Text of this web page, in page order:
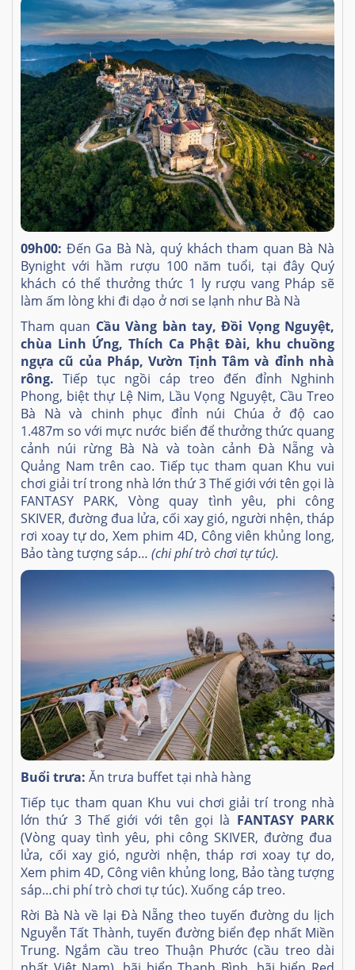
09h00: Đến Ga Bà Nà, quý khách tham quan Bà Nà
Bynight với hầm rượu 100 năm tuổi, tại đây Quý
khách có thể thưởng thức 1 ly rượu vang Pháp sẽ
làm ấm lòng khi đi dạo ở nơi se lạnh như Bà Nà
Tham quan Cầu Vàng bàn tay, Đồi Vọng Nguyệt,
chùa Linh Ứng, Thích Ca Phật Đài, khu chuồng
ngựa cũ của Pháp, Vườn Tịnh Tâm và đỉnh nhà
rông. Tiếp tục ngồi cáp treo đến đỉnh Nghinh
Phong, biệt thự Lệ Nim, Lầu Vọng Nguyệt, Cầu Treo
Bà Nà và chinh phục đỉnh núi Chúa ở độ cao
1.487m so với mực nước biển để thưởng thức quang
cảnh núi rừng Bà Nà và toàn cảnh Đà Nẵng và
Quảng Nam trên cao. Tiếp tục tham quan Khu vui
chơi giải trí trong nhà lớn thứ 3 Thế giới với tên gọi là
FANTASY PARK, Vòng quay tình yêu, phi công
SKIVER, đường đua lửa, cối xay gió, người nhện, tháp
rơi xoay tự do, Xem phim 4D, Công viên khủng long,
Bảo tàng tượng sáp… (chi phí trò chơi tự túc).
Buổi trưa: Ăn trưa buffet tại nhà hàng
Tiếp tục tham quan Khu vui chơi giải trí trong nhà
lớn thứ 3 Thế giới với tên gọi là FANTASY PARK
(Vòng quay tình yêu, phi công SKIVER, đường đua
lửa, cối xay gió, người nhện, tháp rơi xoay tự do,
Xem phim 4D, Công viên khủng long, Bảo tàng tượng
sáp…chi phí trò chơi tự túc). Xuống cáp treo.
Rời Bà Nà về lại Đà Nẵng theo tuyến đường du lịch
Nguyễn Tất Thành, tuyến đường biển đẹp nhất Miền
Trung. Ngắm cầu treo Thuận Phước (cầu treo dài